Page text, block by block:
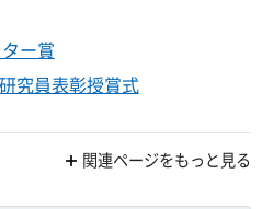
ー賞
究員表彰授賞式
関連ページをもっと見る